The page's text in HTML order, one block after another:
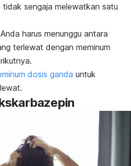
tidak sengaja melewatkan satu
harus menunggu antara
terlewat dengan meminum
dosis ganda untuk